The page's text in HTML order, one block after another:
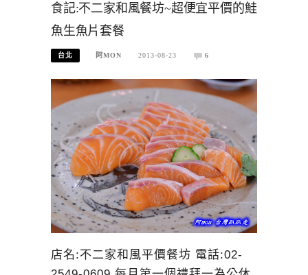
食記:不二家和風餐坊~超便宜平價的鮭
魚生魚片套餐
台北 阿MON 2013-08-23 6
店名:不二家和風平價餐坊 電話:02-